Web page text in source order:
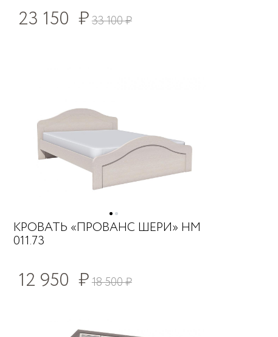
23 150 ₽33 100₽
КРОВАТЬ «ПРОВАНС ШЕРИ» НМ
011.73
12 950 ₽18 500₽